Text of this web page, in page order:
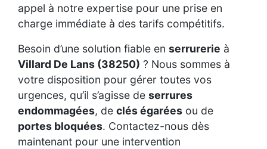
appel à notre expertise pour une prise en
charge immédiate à des tarifs compétitifs.
Besoin d’une solution fiable en serrurerie à
Villard De Lans (38250) ? Nous sommes à
votre disposition pour gérer toutes vos
urgences, qu’il s’agisse de serrures
endommagées, de clés égarées ou de
portes bloquées. Contactez-nous dès
maintenant pour une intervention